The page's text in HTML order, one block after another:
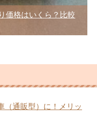
価格はいくら？比較
（通販型）に！メリッ